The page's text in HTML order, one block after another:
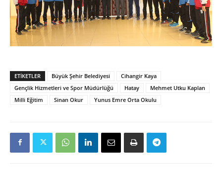
ETIKETLER Büyük Şehir Belediyesi
Cihangir Kaya
Gençlik Hizmetleri ve Spor Müdürlüğü
Hatay
Mehmet Utku Kaplan
Milli Eğitim
Sinan Okur Yunus Emre Orta Okulu